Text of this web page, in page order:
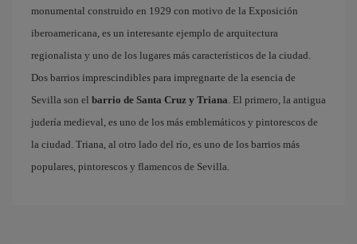
monumental construido en 1929 con motivo de la Exposición
iberoamericana, es un interesante ejemplo de arquitectura
regionalista y uno de los lugares más característicos de la ciudad.
Dos barrios imprescindibles para impregnarte de la esencia de
Sevilla son el barrio de Santa Cruz y Triana. El primero, la antigua
judería medieval, es uno de los más emblemáticos y pintorescos de
la ciudad. Triana, al otro lado del río, es uno de los barrios más
populares, pintorescos y flamencos de Sevilla.